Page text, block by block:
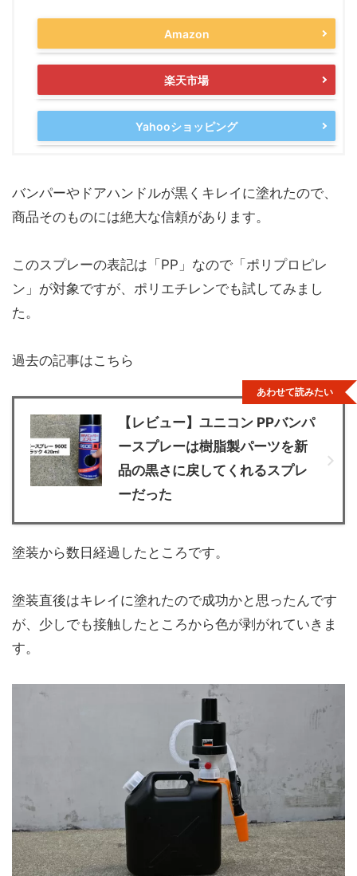
Amazon
楽天市場
Yahooショッピング
バンパーやドアハンドルが黒くキレイに塗れたので、
商品そのものには絶大な信頼があります。
このスプレーの表記は「PP」なので「ポリプロピレ
ン」が対象ですが、ポリエチレンでも試してみまし
た。
過去の記事はこちら
【レビュー】ユニコン PPバンパ
ースプレーは樹脂製パーツを新
品の黒さに戻してくれるスプレ
ーだった
あわせて読みたい
塗装から数日経過したところです。
塗装直後はキレイに塗れたので成功かと思ったんです
が、少しでも接触したところから色が剥がれていきま
す。